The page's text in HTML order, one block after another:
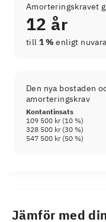
Amorteringskravet
12 år
till 1 % enligt
Den nya bostaden
amorteringskrav
Kontantinsats
109 500 kr(10 %)
328 500 kr(30 %)
547 500 kr(50 %)
Jämför med